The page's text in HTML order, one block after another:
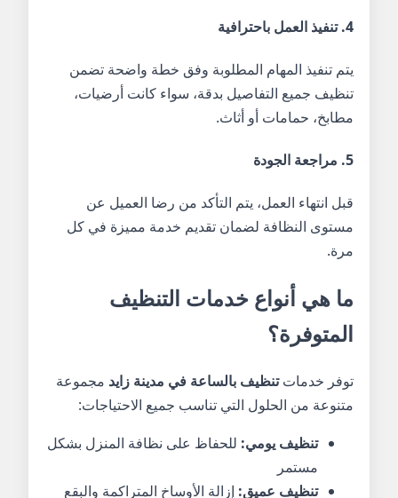
4. تنفيذ العمل باحترافية
يتم تنفيذ المهام المطلوبة وفق خطة واضحة تضمن
تنظيف جميع التفاصيل بدقة، سواء كانت أرضيات،
مطابخ، حمامات أو أثاث.
5. مراجعة الجودة
قبل انتهاء العمل، يتم التأكد من رضا العميل عن
مستوى النظافة لضمان تقديم خدمة مميزة في كل
مرة.
ما هي أنواع خدمات التنظيف
المتوفرة؟
توفر خدماتتنظيف بالساعة في مدينة زايد مجموعة
متنوعة من الحلول التي تناسب جميع الاحتياجات:
تنظيف يومي: للحفاظ على نظافة المنزل بشكل
مستمر
تنظيف عميق: إزالة الأوساخ المتراكمة والبقع